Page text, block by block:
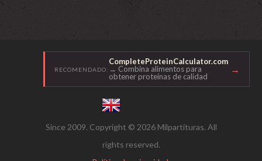
RECOMENDADO:
CompleteProteinCalculator.com
→ Combina alimentos para
obtener proteínas de calidad
→
Since 2009. Copyright © 2026 Milpartituras. All
rights reserved.